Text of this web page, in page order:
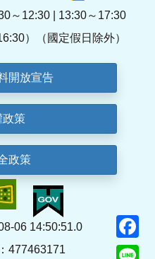
～12:30 | 13:30～17:30
）（國定假日除外）
開放宣告
政策
政策
06 14:50:51.0
477463171